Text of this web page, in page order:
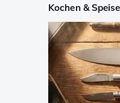
Kochen &